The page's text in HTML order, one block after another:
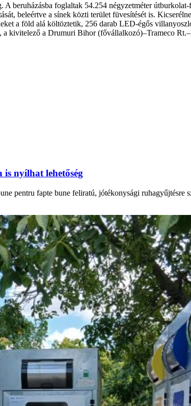
beruházásba foglaltak 54.254 négyzetméter
beleértve a sínek közti terület füvesítését is.
a föld alá költöztetik, 256 darab LED-égős
a kivitelező a Drumuri Bihor (fővállalkozó)–Trameco
nyílhat lehetőség
pentru fapte bune feliratú, jótékonysági ruhagyűjtésre